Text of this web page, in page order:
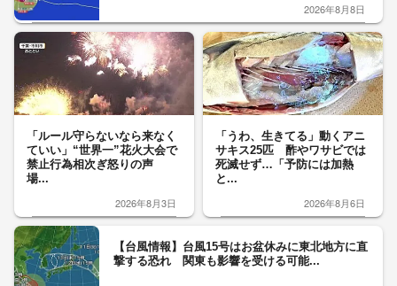
2026年8月8日
「ルール守らないなら来なく
ていい」“世界一”花火大会で
禁止行為相次ぎ怒りの声
場...
2026年8月3日
「うわ、生きてる」動くアニ
サキス25匹 酢やワサビでは
死滅せず…「予防には加熱
と...
2026年8月6日
【台風情報】台風15号はお盆休みに東北地方に直
撃する恐れ 関東も影響を受ける可能...